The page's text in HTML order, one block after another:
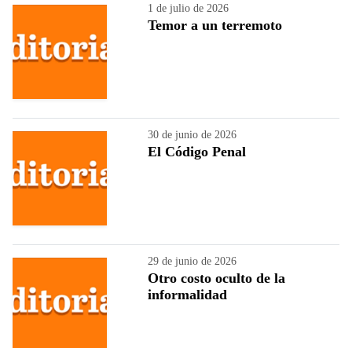
1 de julio de 2026
Temor a un terremoto
30 de junio de 2026
El Código Penal
29 de junio de 2026
Otro costo oculto de la
informalidad